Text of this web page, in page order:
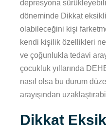
depresyona
döneminde Dikkat
olabileceğini kişi
kendi kişilik özellikleri
ve çoğunlukla tedavi
çocukluk yıllarında
nasıl olsa bu durum
arayışından
Dikkat